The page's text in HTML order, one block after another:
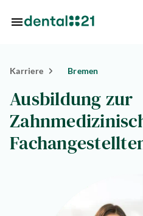
Karriere Bremen
Ausbildung zur